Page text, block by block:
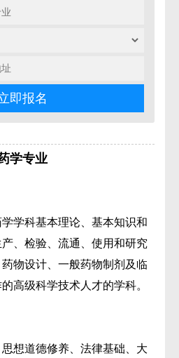
学专业
学科基本理论、基本知识和
、检验、流通、使用和研究
物设计、一般药物制剂及临
高级科学技术人才的学科。
想道德修养、法律基础、大